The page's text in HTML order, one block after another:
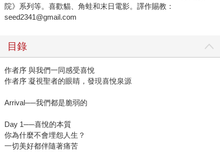
院》系列等。喜歡貓、角蛙和末日電影。譯作賜教：
seed2341@gmail.com
目錄
作者序 與我們一同感受喜悅
作者序 凝視聖者的眼睛，發現喜悅泉源
Arrival──我們都是脆弱的
Day 1──喜悅的本質
你為什麼不會埋怨人生？
一切美好都伴隨著痛苦